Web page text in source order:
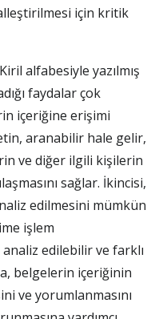
için kritik
alfabesiyle yazılmış
faydalar çok
içeriğine erişimi
aranabilir hale gelir,
ve diğer ilgili kişilerin
sağlar. İkincisi,
edilmesini mümkün
işlem
edilebilir ve farklı
belgelerin içeriğinin
ve yorumlanmasını